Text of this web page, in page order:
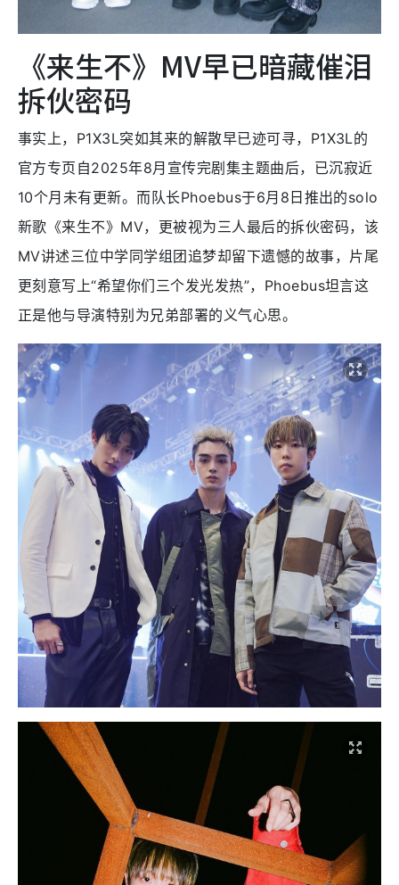
《来生不》MV早已暗藏催泪
拆伙密码
事实上，P1X3L突如其来的解散早已迹可寻，P1X3L的
官方专页自2025年8月宣传完剧集主题曲后，已沉寂近
10个月未有更新。而队长Phoebus于6月8日推出的solo
新歌《来生不》MV，更被视为三人最后的拆伙密码，该
MV讲述三位中学同学组团追梦却留下遗憾的故事，片尾
更刻意写上“希望你们三个发光发热”，Phoebus坦言这
正是他与导演特别为兄弟部署的义气心思。